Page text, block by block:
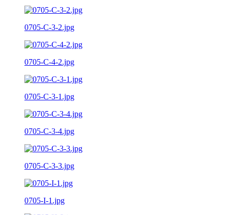
0705-C-3-2.jpg
0705-C-4-2.jpg
0705-C-3-1.jpg
0705-C-3-4.jpg
0705-C-3-3.jpg
0705-I-1.jpg